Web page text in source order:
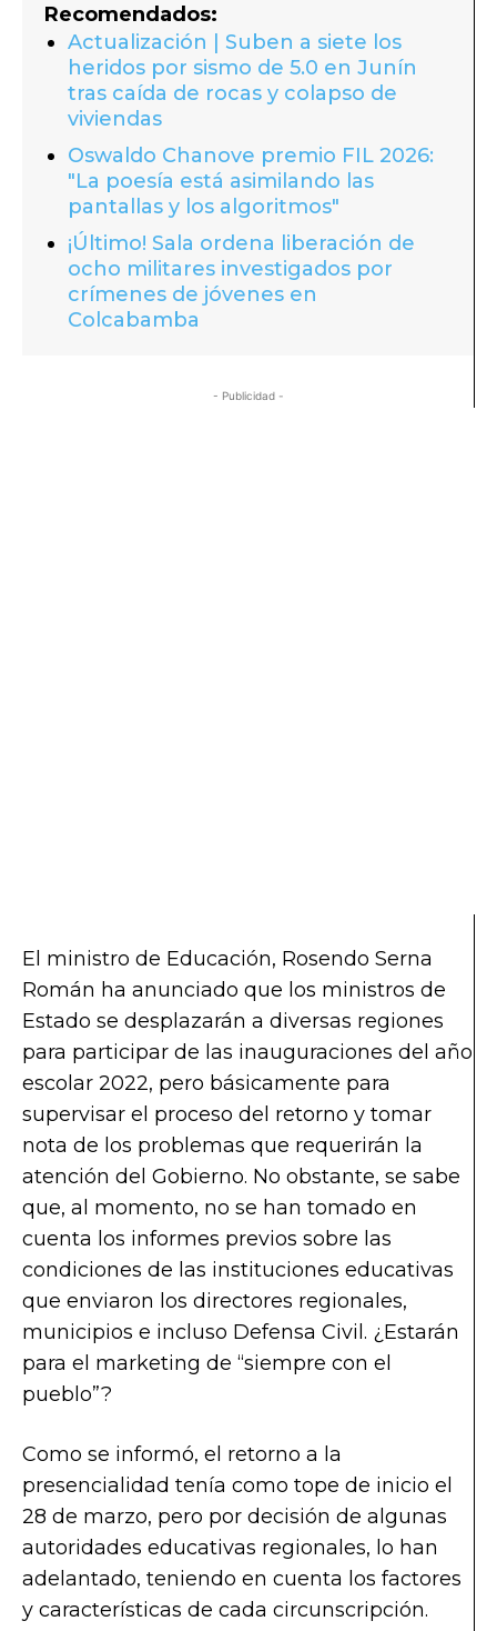
Recomendados:
Actualización | Suben a siete los
heridos por sismo de 5.0 en Junín
tras caída de rocas y colapso de
viviendas
Oswaldo Chanove premio FIL 2026:
"La poesía está asimilando las
pantallas y los algoritmos"
¡Último! Sala ordena liberación de
ocho militares investigados por
crímenes de jóvenes en
Colcabamba
- Publicidad -
El ministro de Educación, Rosendo Serna
Román ha anunciado que los ministros de
Estado se desplazarán a diversas regiones
para participar de las inauguraciones del año
escolar 2022, pero básicamente para
supervisar el proceso del retorno y tomar
nota de los problemas que requerirán la
atención del Gobierno. No obstante, se sabe
que, al momento, no se han tomado en
cuenta los informes previos sobre las
condiciones de las instituciones educativas
que enviaron los directores regionales,
municipios e incluso Defensa Civil. ¿Estarán
para el marketing de “siempre con el
pueblo”?
Como se informó, el retorno a la
presencialidad tenía como tope de inicio el
28 de marzo, pero por decisión de algunas
autoridades educativas regionales, lo han
adelantado, teniendo en cuenta los factores
y características de cada circunscripción.